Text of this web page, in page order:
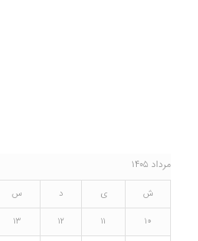
مرداد ۱۴۰۵
ش ی د س
۱۰
۱۱ ۱۲ ۱۳